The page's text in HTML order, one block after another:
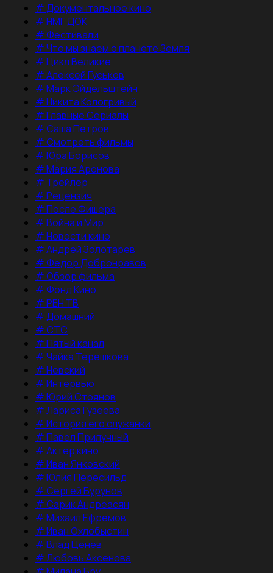
#Документальное кино
#НМГ ДОК
#Фестивали
#Что мы знаем о планете Земля
#Цикл Великие
#Алексей Гуськов
#Марк Эйдельштейн
#Никита Кологривый
#Главные Сериалы
#Саша Петров
#Смотреть фильмы
#Юра Борисов
#Мария Аронова
# Трейлер
#Рецензия
#После Фишера
#Война и Мир
#Новости кино
#Андрей Золотарев
#Федор Добронравов
#Обзор фильма
#Фонд Кино
#РЕН ТВ
#Домашний
#СТС
#Пятый канал
#Чайка Терешкова
#Невский
#Интервью
#Юрий Стоянов
#Лариса Гузеева
#История его служанки
#Павел Прилучный
#Актер кино
#Иван Янковский
#Юлия Пересильд
#Сергей Бурунов
#Сарик Андреасян
#Михаил Ефремов
#Иван Охлобыстин
#Влад Ценев
#Любовь Аксенова